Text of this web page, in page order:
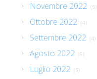
Novembre 2022 (5)
Ottobre 2022 (4)
Settembre 2022 (4)
Agosto 2022 (6)
Luglio 2022 (5)